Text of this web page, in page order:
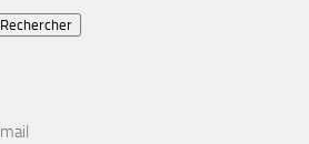
Rechercher